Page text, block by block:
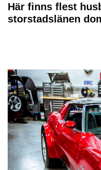
Här finns flest
storstadslänen